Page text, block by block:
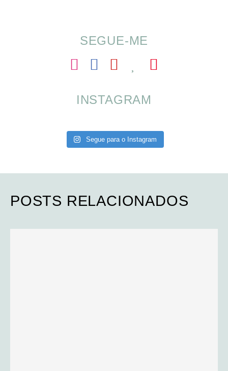
SEGUE-ME
INSTAGRAM
Segue para o Instagram
POSTS RELACIONADOS